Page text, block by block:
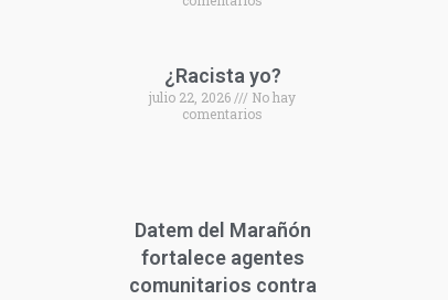
¿Racista yo?
julio 22, 2026
No hay
comentarios
Datem del Marañón
fortalece agentes
comunitarios contra